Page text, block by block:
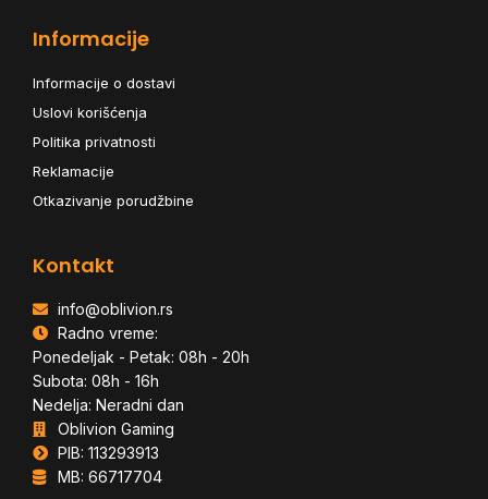
Informacije
Informacije o dostavi
Uslovi korišćenja
Politika privatnosti
Reklamacije
Otkazivanje porudžbine
Kontakt
info@oblivion.rs
Radno vreme:
Ponedeljak - Petak: 08h - 20h
Subota: 08h - 16h
Nedelja: Neradni dan
Oblivion Gaming
PIB: 113293913
MB: 66717704